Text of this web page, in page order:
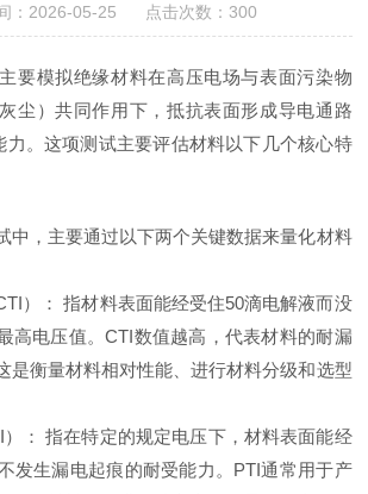
：2026-05-25 点击次数：300
要模拟绝缘材料在高压电场与表面污染物
尘）共同作用下，抵抗表面形成导电通路
力。这项测试主要评估材料以下几个核心特
中，主要通过以下两个关键数据来量化材料
）： 指材料表面能经受住50滴电解液而没
高电压值。CTI数值越高，代表材料的耐漏
是衡量材料相对性能、进行材料分级和选型
： 指在特定的规定电压下，材料表面能经
发生漏电起痕的耐受能力。PTI通常用于产